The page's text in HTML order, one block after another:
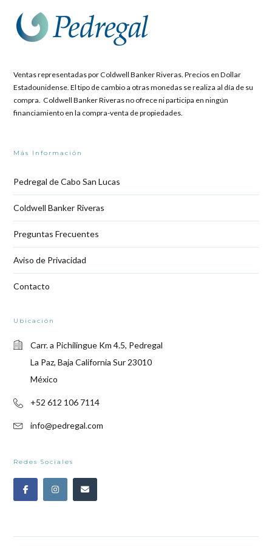
Ventas representadas por Coldwell Banker Riveras. Precios en Dollar
Estadounidense. El tipo de cambio a otras monedas se realiza al día de su
compra. Coldwell Banker Riveras no ofrece ni participa en ningún
financiamiento en la compra-venta de propiedades.
Más Información
Pedregal de Cabo San Lucas
Coldwell Banker Riveras
Preguntas Frecuentes
Aviso de Privacidad
Contacto
Ubicación
Carr. a Pichilingue Km 4.5, Pedregal
La Paz, Baja California Sur 23010
México
+52 612 106 7114
info@pedregal.com
Redes Sociales